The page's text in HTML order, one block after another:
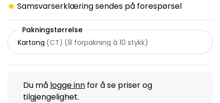
Samsvarserklæring sendes på forespørsel
Pakningstørrelse
Kartong (CT) (8 forpakning á 10 stykk)
Du må logge inn for å se priser og
tilgjengelighet.